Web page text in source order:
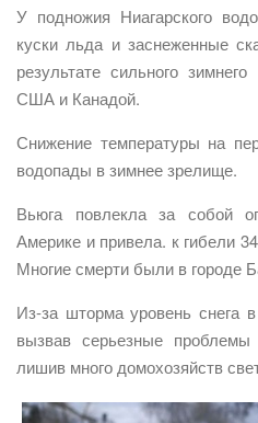
У подножия Ниагарского
куски льда и заснеженные
результате сильного
США и Канадой.
Снижение температуры на
водопады в зимнее зрелище.
Вьюга повлекла за собой
Америке и привела. к гибели
Многие смерти были в городе
Из-за шторма уровень снега
вызвав серьезные
лишив много домохозяйств